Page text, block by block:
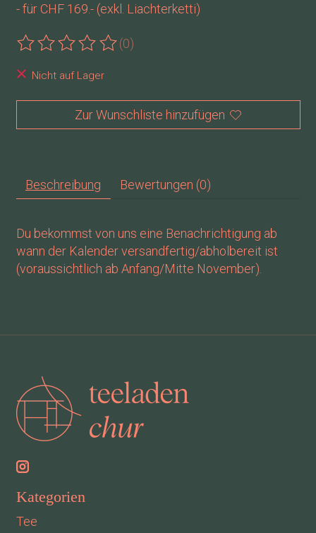
- für CHF 169.- (exkl. Liachterketti)
Die Bewertung dieses Produkts ist
(0)
Nicht auf Lager
Zur Wunschliste hinzufügen
Beschreibung Bewertungen (0)
Du bekommst von uns eine Benachrichtigung ab
wann der Kalender versandfertig/abholbereit ist
(voraussichtlich ab Anfang/Mitte November).
Kategorien
Tee